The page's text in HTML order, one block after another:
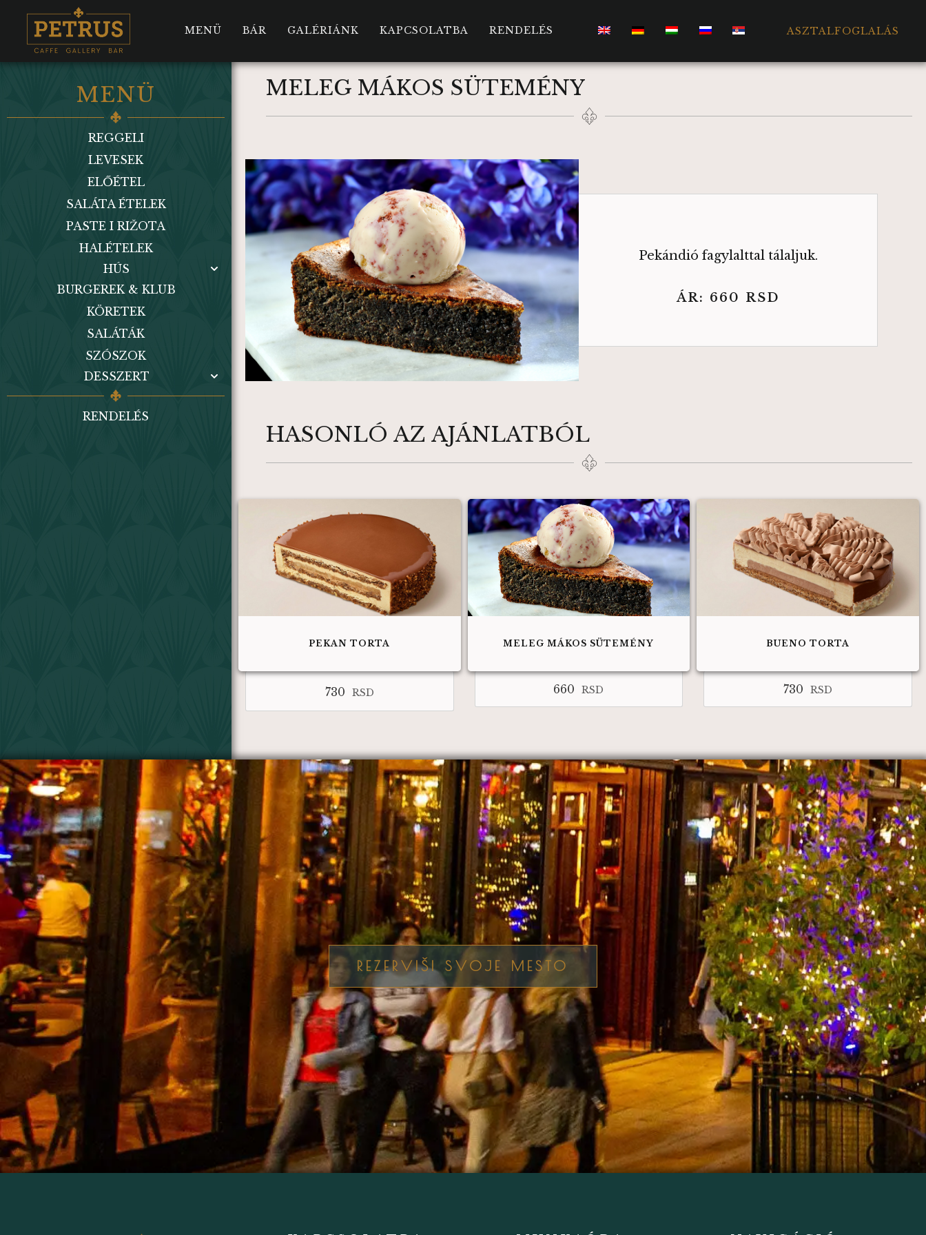
MENÜ BÁR GALÉRIÁNK KAPCSOLATBA RENDELÉS ASZTALFOGLALÁS
MENÜ
REGGELI
LEVESEK
ELŐÉTEL
SALÁTA ÉTELEK
PASTE I RIŽOTA
HALÉTELEK
HÚS
BURGEREK & KLUB
KÖRETEK
SALÁTÁK
SZÓSZOK
DESSZERT
RENDELÉS
MELEG MÁKOS SÜTEMÉNY
Pekándió fagylalttal tálaljuk.
ÁR: 660 RSD
HASONLÓ AZ AJÁNLATBÓL
PEKAN TORTA
730 RSD
MELEG MÁKOS SÜTEMÉNY
660 RSD
BUENO TORTA
730 RSD
REZERVIŠI SVOJE MESTO